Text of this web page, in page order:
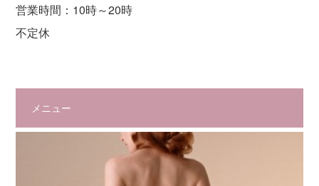
営業時間：10時～20時
不定休
メニュー